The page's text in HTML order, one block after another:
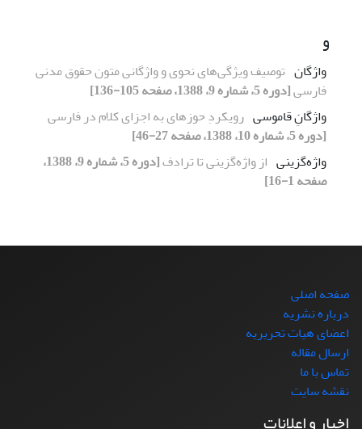
و
واژگان توصیف ویژگی‌های نحوی و واژگانی متون حقوق مدنی
فارسی[دوره 5، شماره 9، 1388، صفحه 105-136]
واژگانِ قاموسی رویکردِ حوزهای به اجزای کلام در فارسی
[دوره 5، شماره 10، 1388، صفحه 27-46]
واژه‌گزینی از واژه‌گزینی تا ترادف
[دوره 5، شماره 9، 1388،
صفحه 1-16]
صفحه اصلی
درباره نشریه
اعضای هیات تحریریه
ارسال مقاله
تماس با ما
نقشه سایت